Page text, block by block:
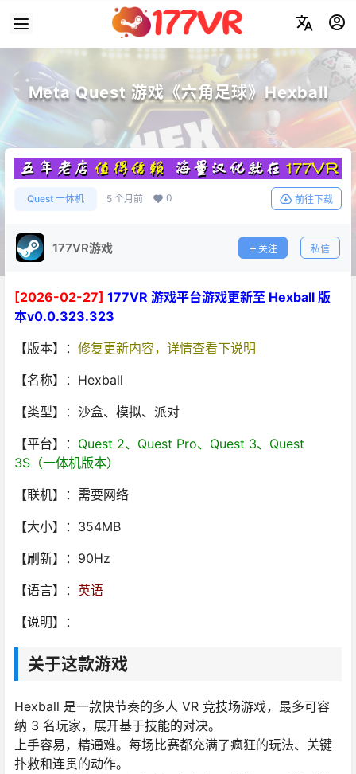
Meta Quest 游戏《六角足球》Hexball
Quest 一体机 5 个月前 0 前往下载
177VR游戏 关注 私信
[2026-02-27] 177VR 游戏平台游戏更新至 Hexball 版
本v0.0.323.323
【版本】： 修复更新内容，详情查看下说明
【名称】：Hexball
【类型】：沙盒、模拟、派对
【平台】： Quest 2、Quest Pro、Quest 3、Quest
3S（一体机版本）
【联机】：需要网络
【大小】：354MB
【刷新】：90Hz
【语言】： 英语
【说明】：
关于这款游戏
Hexball 是一款快节奏的多人 VR 竞技场游戏，最多可容
纳 3 名玩家，展开基于技能的对决。
上手容易，精通难。每场比赛都充满了疯狂的玩法、关键
扑救和连贯的动作。